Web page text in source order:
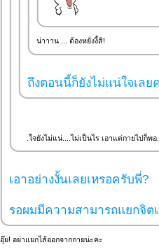
น่าาาน ... ต้องหยั่งงี้สิ!
ถึงตอนนี้ก็ยังไม่แน่ใจเลย
.ใจยังไม่แน่....ไม่เป็นไร เอาแต่กายไปก็พ
เอาอย่างงั้นเลยเหรอครับพี่?
รอผมมีความสามารถแยกจิต
อุ๊ย! อย่าแยกไส้ออกจากกายน่ะคะ